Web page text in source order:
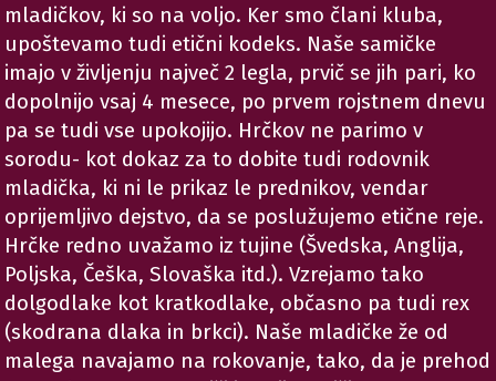
mladičkov, ki so na voljo. Ker smo člani kluba,
upoštevamo tudi etični kodeks. Naše samičke
imajo v življenju največ 2 legla, prvič se jih pari, ko
dopolnijo vsaj 4 mesece, po prvem rojstnem dnevu
pa se tudi vse upokojijo. Hrčkov ne parimo v
sorodu- kot dokaz za to dobite tudi rodovnik
mladička, ki ni le prikaz le prednikov, vendar
oprijemljivo dejstvo, da se poslužujemo etične reje.
Hrčke redno uvažamo iz tujine (Švedska, Anglija,
Poljska, Češka, Slovaška itd.). Vzrejamo tako
dolgodlake kot kratkodlake, občasno pa tudi rex
(skodrana dlaka in brkci). Naše mladičke že od
malega navajamo na rokovanje, tako, da je prehod